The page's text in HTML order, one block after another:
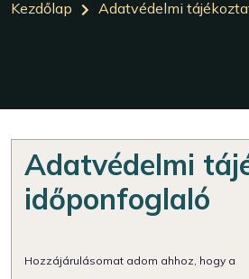
Kezdőlap Adatvédelmi
Adatvédelmi
időponfoglaló
Hozzájárulásomat adom ahhoz, hogy a